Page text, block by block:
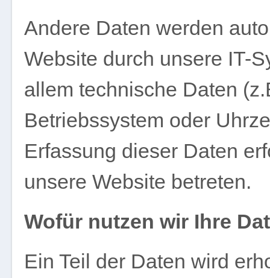
Andere Daten werden
Website durch unsere IT-
allem technische Daten
Betriebssystem oder
Erfassung dieser Daten
unsere Website betreten.
Wofür nutzen wir Ihre
Ein Teil der Daten wird